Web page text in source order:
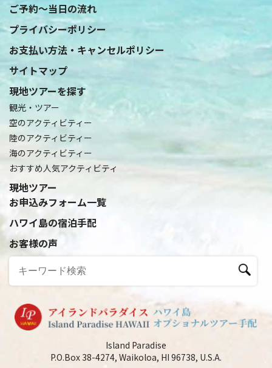
ご予約〜当日の流れ
プライバシーポリシー
お支払い方法・キャンセルポリシー
サイトマップ
現地ツアーを探す
観光・ツアー
空のアクティビティー
陸のアクティビティー
海のアクティビティー
おすすめ人気アクティビティ
現地ツアー
お申込みフォーム一覧
ハワイ島の宿泊手配
お客様の声
Island Paradise
P.O.Box 38-4274, Waikoloa, HI 96738, U.S.A.